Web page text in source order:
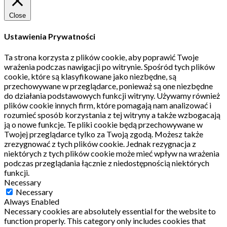
Close
Ustawienia Prywatności
Ta strona korzysta z plików cookie, aby poprawić Twoje
wrażenia podczas nawigacji po witrynie. Spośród tych plików
cookie, które są klasyfikowane jako niezbędne, są
przechowywane w przeglądarce, ponieważ są one niezbędne
do działania podstawowych funkcji witryny. Używamy również
plików cookie innych firm, które pomagają nam analizować i
rozumieć sposób korzystania z tej witryny a także wzbogacają
ją o nowe funkcje. Te pliki cookie będą przechowywane w
Twojej przeglądarce tylko za Twoją zgodą. Możesz także
zrezygnować z tych plików cookie. Jednak rezygnacja z
niektórych z tych plików cookie może mieć wpływ na wrażenia
podczas przeglądania łącznie z niedostępnością niektórych
funkcji.
Necessary
Necessary
Always Enabled
Necessary cookies are absolutely essential for the website to
function properly. This category only includes cookies that